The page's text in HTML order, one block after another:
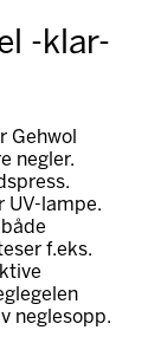
-klar-
Gehwol
negler.
UV-lampe.
f.eks.
neglesopp.